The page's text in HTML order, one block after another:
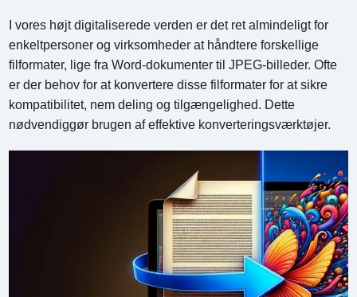
I vores højt digitaliserede verden er det ret almindeligt for
enkeltpersoner og virksomheder at håndtere forskellige
filformater, lige fra Word-dokumenter til JPEG-billeder. Ofte
er der behov for at konvertere disse filformater for at sikre
kompatibilitet, nem deling og tilgængelighed. Dette
nødvendiggør brugen af ​​effektive konverteringsværktøjer.